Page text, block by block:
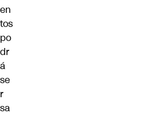
en
tos
po
dr
á
se
r
sa